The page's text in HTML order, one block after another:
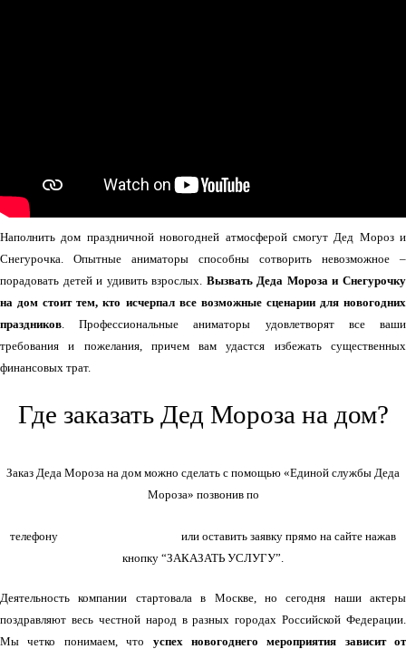
Наполнить дом праздничной новогодней атмосферой смогут Дед Мороз и
Снегурочка. Опытные аниматоры способны сотворить невозможное –
порадовать детей и удивить взрослых. Вызвать Деда Мороза и Снегурочку
на дом стоит тем, кто исчерпал все возможные сценарии для новогодних
праздников. Профессиональные аниматоры удовлетворят все ваши
требования и пожелания, причем вам удастся избежать существенных
финансовых трат.
Где заказать Дед Мороза на дом?
Заказ Деда Мороза на дом можно сделать с помощью «Единой службы Деда
Мороза» позвонив по
телефону
или оставить заявку прямо на сайте нажав
кнопку “ЗАКАЗАТЬ УСЛУГУ”.
Деятельность компании стартовала в Москве, но сегодня наши актеры
поздравляют весь честной народ в разных городах Российской Федерации.
Мы четко понимаем, что успех новогоднего мероприятия зависит от